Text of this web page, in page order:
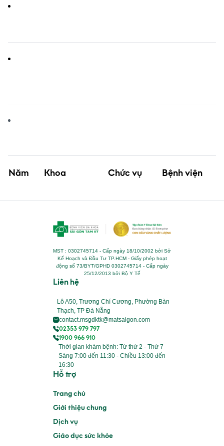
Năm Khoa Chức vụ Bệnh viện
MST : 0302745714 - Cấp ngày 18/10/2002 bởi Sở
Kế Hoạch và Đầu Tư TP.HCM - Giấy phép hoạt
động số 73/BYT/GPHD 0302745714 - Cấp ngày
25/12/2013 bởi Bộ Y Tế
Liên hệ
Lô A50, Trương Chí Cương, Phường Bàn
Thạch, TP Đà Nẵng
contact.msgdktk@matsaigon.com
02353 979 797
1900 966 910
Thời gian khám bệnh: Từ thứ 2 - Thứ 7
Sáng 7:00 đến 11:30 - Chiều 13:00 đến
16:30
Hỗ trợ
Trang chủ
Giới thiệu chung
Dịch vụ
Giáo dục sức khỏe